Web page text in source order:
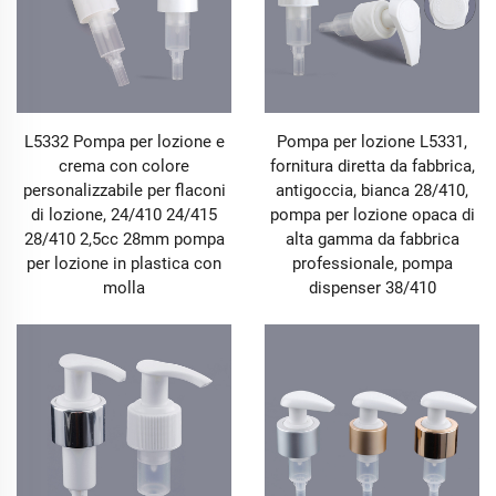
nonché con i requisiti sempre più rigorosi del settore in
materia di conformità e funzionalità dell'imballaggio,
prodotti di alta qualità come Pump & Sprayer & Lid
sono diventati un importante strumento per i brand per
prodotti Pump & Sprayer & Lid è stata sviluppata
grazie a un'approfondita analisi degli scenari
applicativi nei più svariati settori. Integrando tecnologie
innovative e una lavorazione precisa, abbiamo creato
soluzioni adatte a industrie come quella dei detergenti,
dei cosmetici, della cura domestica, del giardinaggio,
alimentare e industriale. Dalla selezione dei materiali
al design strutturale, dall'adattamento funzionale alla
personalizzazione estetica, soddisfiamo pienamente le
esigenze diversificate dei diversi clienti per quanto
riguarda Pump & Sprayer & Lid. Ogni prodotto Pump &
Sprayer & Lid è in grado di abbinarsi precisamente
alle caratteristiche del prodotto, offrendo agli utenti
un'esperienza comoda, sicura ed efficiente, e
conferendo ai brand una maggiore competitività sul
L5332 Pompa per lozione e
crema con colore
personalizzabile per flaconi
di lozione, 24/410 24/415
28/410 2,5cc 28mm pompa
per lozione in plastica con
molla
Pompa per lozione L5331,
fornitura diretta da fabbrica,
antigoccia, bianca 28/410,
pompa per lozione opaca di
alta gamma da fabbrica
professionale, pompa
dispenser 38/410